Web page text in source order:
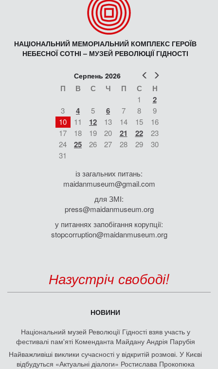
НАЦІОНАЛЬНИЙ МЕМОРІАЛЬНИЙ КОМПЛЕКС ГЕРОЇВ
НЕБЕСНОЇ СОТНІ – МУЗЕЙ РЕВОЛЮЦІЇ ГІДНОСТІ
Попер
Серпень 2026
П В С Ч П С Н
1 2
3 4 5 6 7 8
9
10
11 12 13 14 15
16
17
18 19 20 21 22
23
24
25 26 27 28 29
30
31
із загальних питань:
maidanmuseum@gmail.com
для ЗМІ:
press@maidanmuseum.org
у питаннях запобігання корупції:
stopcorruption@maidanmuseum.org
Назустріч свободі!
НОВИНИ
Національний музей Революції Гідності взяв участь у
фестивалі пам'яті Коменданта Майдану Андрія Парубія
Найважливіші виклики сучасності у відкритій розмові. У Києві
відбудуться «Актуальні діалоги» Ростислава Прокопюка